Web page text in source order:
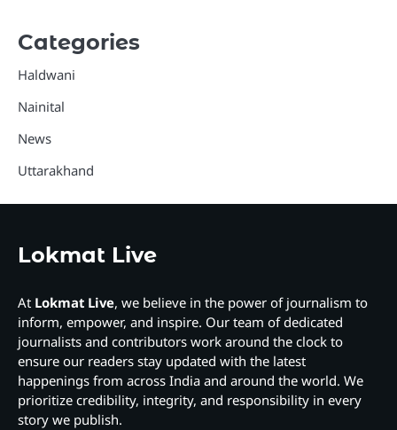
Categories
Haldwani
Nainital
News
Uttarakhand
Lokmat Live
At Lokmat Live, we believe in the power of journalism to
inform, empower, and inspire. Our team of dedicated
journalists and contributors work around the clock to
ensure our readers stay updated with the latest
happenings from across India and around the world. We
prioritize credibility, integrity, and responsibility in every
story we publish.